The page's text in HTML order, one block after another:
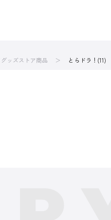
ッズストア商品 とらドラ！(11)